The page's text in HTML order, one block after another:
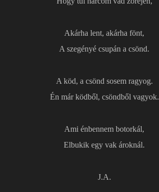
Akárha lent, akárha fönt,
A szegényé csupán a csönd.
A köd, a csönd sosem ragyog.
Én már ködből, csöndből vagyok.
Ami énbennem botorkál,
Elbukik egy vak ároknál.
J.A.